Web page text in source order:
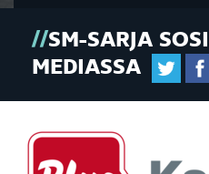
SM-SARJA
MEDIASSA